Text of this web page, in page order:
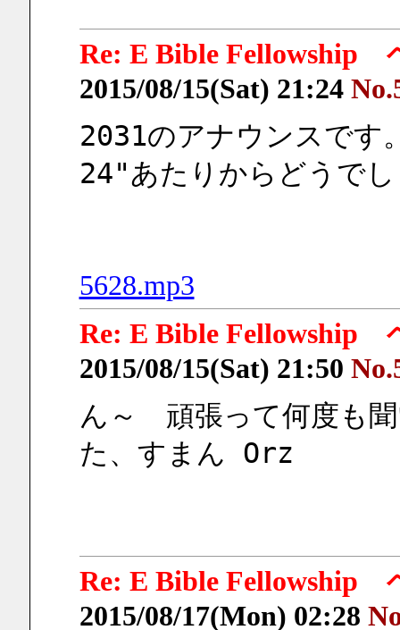
Re: E Bible Fellowship
2015/08/15(Sat) 21:24
2031のアナウンスです
24"あたりからどうで
5628.mp3
Re: E Bible Fellowship
2015/08/15(Sat) 21:50
ん～　頑張って何度も
た、すまん Orz
Re: E Bible Fellowship
2015/08/17(Mon) 02:28